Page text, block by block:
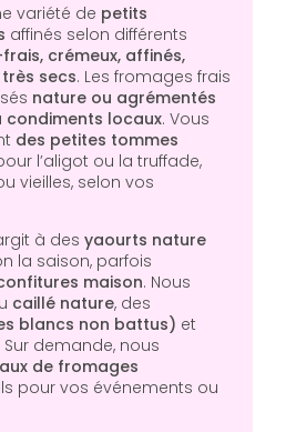
variété de petits
affinés selon différents
crémeux, affinés,
secs. Les fromages frais
nature ou agrémentés
condiments locaux. Vous
des petites tommes
l’aligot ou la truffade,
vieilles, selon vos
à des yaourts nature
la saison, parfois
maison. Nous
caillé nature, des
blancs non battus) et
Sur demande, nous
de fromages
pour vos événements ou